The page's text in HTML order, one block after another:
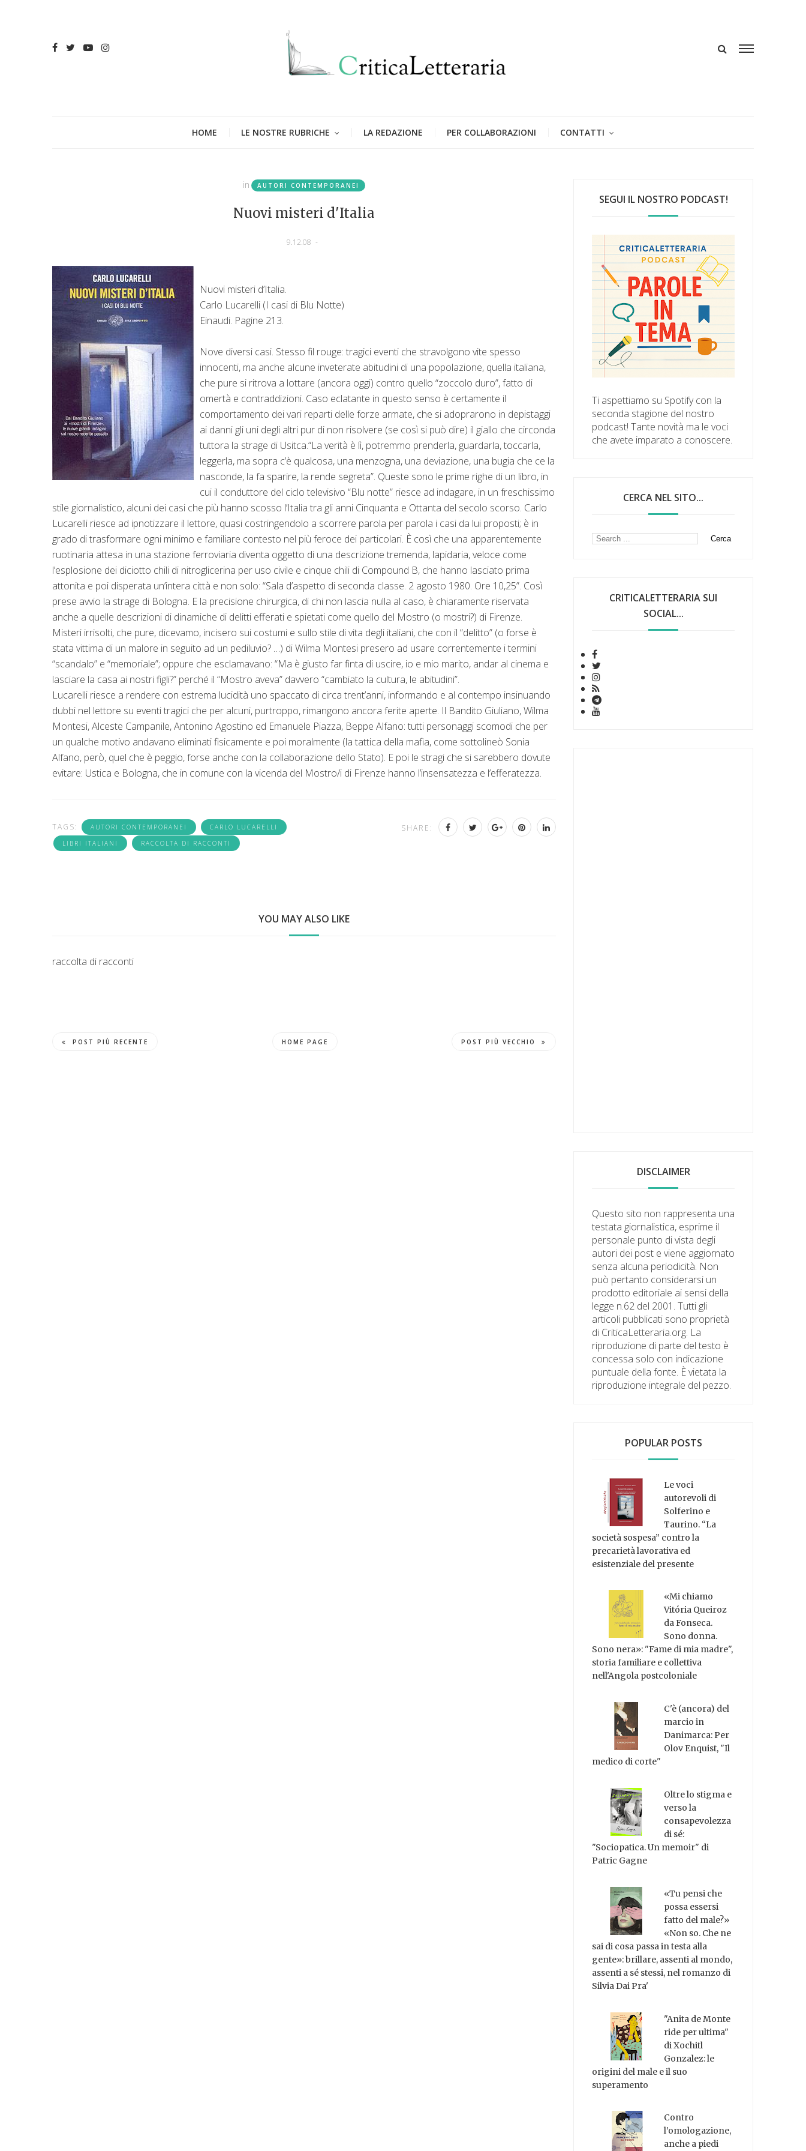
HOME LE NOSTRE RUBRICHE LA REDAZIONE PER COLLABORAZIONI CONTATTI
in AUTORI CONTEMPORANEI
Nuovi misteri d'Italia
9.12.08 -
Nuovi misteri d’Italia.
Carlo Lucarelli (I casi di Blu Notte)
Einaudi. Pagine 213.
Nove diversi casi. Stesso fil rouge: tragici eventi che stravolgono vite spesso
innocenti, ma anche alcune inveterate abitudini di una popolazione, quella italiana,
che pure si ritrova a lottare (ancora oggi) contro quello “zoccolo duro”, fatto di
omertà e contraddizioni. Caso eclatante in questo senso è certamente il
comportamento dei vari reparti delle forze armate, che si adoprarono in depistaggi
ai danni gli uni degli altri pur di non risolvere (se così si può dire) il giallo che circonda
tuttora la strage di Usitca.“La verità è lì, potremmo prenderla, guardarla, toccarla,
leggerla, ma sopra c’è qualcosa, una menzogna, una deviazione, una bugia che ce la
nasconde, la fa sparire, la rende segreta”. Queste sono le prime righe di un libro, in
cui il conduttore del ciclo televisivo “Blu notte” riesce ad indagare, in un freschissimo
stile giornalistico, alcuni dei casi che più hanno scosso l’Italia tra gli anni Cinquanta e Ottanta del secolo scorso. Carlo
Lucarelli riesce ad ipnotizzare il lettore, quasi costringendolo a scorrere parola per parola i casi da lui proposti; è in
grado di trasformare ogni minimo e familiare contesto nel più feroce dei particolari. È così che una apparentemente
ruotinaria attesa in una stazione ferroviaria diventa oggetto di una descrizione tremenda, lapidaria, veloce come
l’esplosione dei diciotto chili di nitroglicerina per uso civile e cinque chili di Compound B, che hanno lasciato prima
attonita e poi disperata un’intera città e non solo: “Sala d’aspetto di seconda classe. 2 agosto 1980. Ore 10,25”. Così
prese avvio la strage di Bologna. E la precisione chirurgica, di chi non lascia nulla al caso, è chiaramente riservata
anche a quelle descrizioni di dinamiche di delitti efferati e spietati come quello del Mostro (o mostri?) di Firenze.
Misteri irrisolti, che pure, dicevamo, incisero sui costumi e sullo stile di vita degli italiani, che con il “delitto” (o forse è
stata vittima di un malore in seguito ad un pediluvio? …) di Wilma Montesi presero ad usare correntemente i termini
“scandalo” e “memoriale”; oppure che esclamavano: “Ma è giusto far finta di uscire, io e mio marito, andar al cinema e
lasciare la casa ai nostri figli?” perché il “Mostro aveva” davvero “cambiato la cultura, le abitudini”.
Lucarelli riesce a rendere con estrema lucidità uno spaccato di circa trent’anni, informando e al contempo insinuando
dubbi nel lettore su eventi tragici che per alcuni, purtroppo, rimangono ancora ferite aperte. Il Bandito Giuliano, Wilma
Montesi, Alceste Campanile, Antonino Agostino ed Emanuele Piazza, Beppe Alfano: tutti personaggi scomodi che per
un qualche motivo andavano eliminati fisicamente e poi moralmente (la tattica della mafia, come sottolineò Sonia
Alfano, però, quel che è peggio, forse anche con la collaborazione dello Stato). E poi le stragi che si sarebbero dovute
evitare: Ustica e Bologna, che in comune con la vicenda del Mostro/i di Firenze hanno l’insensatezza e l’efferatezza.
TAGS: AUTORI CONTEMPORANEI
CARLO LUCARELLI
LIBRI ITALIANI
RACCOLTA DI RACCONTI
SHARE:
YOU MAY ALSO LIKE
raccolta di racconti
POST PIÙ RECENTE HOME PAGE POST PIÙ VECCHIO
SEGUI IL NOSTRO PODCAST!
Ti aspettiamo su Spotify con la
seconda stagione del nostro
podcast! Tante novità ma le voci
che avete imparato a conoscere.
CERCA NEL SITO...
CRITICALETTERARIA SUI
SOCIAL...
DISCLAIMER
Questo sito non rappresenta una
testata giornalistica, esprime il
personale punto di vista degli
autori dei post e viene aggiornato
senza alcuna periodicità. Non
può pertanto considerarsi un
prodotto editoriale ai sensi della
legge n.62 del 2001. Tutti gli
articoli pubblicati sono proprietà
di CriticaLetteraria.org. La
riproduzione di parte del testo è
concessa solo con indicazione
puntuale della fonte. È vietata la
riproduzione integrale del pezzo.
POPULAR POSTS
Le voci
autorevoli di
Solferino e
Taurino. “La
società sospesa” contro la
precarietà lavorativa ed
esistenziale del presente
«Mi chiamo
Vitória Queiroz
da Fonseca.
Sono donna.
Sono nera»: "Fame di mia madre",
storia familiare e collettiva
nell'Angola postcoloniale
C'è (ancora) del
marcio in
Danimarca: Per
Olov Enquist, "Il
medico di corte"
Oltre lo stigma e
verso la
consapevolezza
di sé:
"Sociopatica. Un memoir" di
Patric Gagne
«Tu pensi che
possa essersi
fatto del male?»
«Non so. Che ne
sai di cosa passa in testa alla
gente»: brillare, assenti al mondo,
assenti a sé stessi, nel romanzo di
Silvia Dai Pra'
"Anita de Monte
ride per ultima"
di Xochitl
Gonzalez: le
origini del male e il suo
superamento
Contro
l’omologazione,
anche a piedi